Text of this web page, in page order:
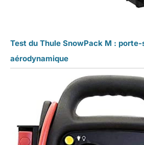
Test du Thule SnowPack M :
aérodynamique